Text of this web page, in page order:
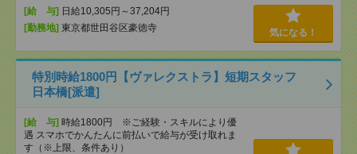
[給 与] 日給10,305円～37,204円
[勤務地] 東京都世田谷区豪徳寺 気になる！
特別時給1800円【ヴァレクストラ】短期スタッフ
日本橋[派遣]
[給 与] 時給1800円 ※ご経験・スキルにより優
遇 スマホでかんたんに前払いで給与が受け取れま
す（※上限、条件あり）